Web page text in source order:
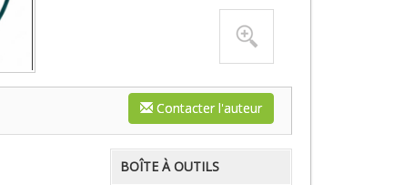
Contacter l'auteur
BOÎTE À OUTILS